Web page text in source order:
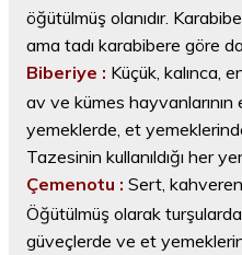
öğütülmüş olanıdır.
ama tadı karabibere göre
Biberiye : Küçük, kalınca,
av ve kümes hayvanlarının
yemeklerde, et
Tazesinin kullanıldığı her
Çemenotu : Sert,
Öğütülmüş olarak
güveçlerde ve et